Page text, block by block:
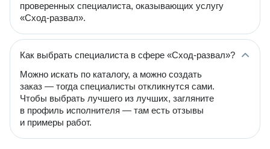
проверенных специалиста, оказывающих услугу
«Сход-развал».
Как выбрать специалиста в сфере «Сход-развал»?
Можно искать по каталогу, а можно создать
заказ — тогда специалисты откликнутся сами.
Чтобы выбрать лучшего из лучших, загляните
в профиль исполнителя — там есть отзывы
и примеры работ.